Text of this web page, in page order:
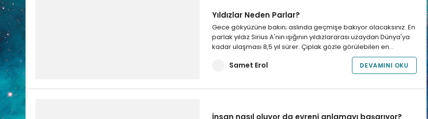
Yıldızlar Neden Parlar?
Gece gökyüzüne bakın; aslında geçmişe bakıyor olacaksınız. En
parlak yıldız Sirius A'nın ışığının yıldızlararası uzaydan Dünya'ya
kadar ulaşması 8,5 yıl sürer. Çıplak gözle görülebilen en…
Samet Erol DEVAMINI OKU
İnsan nasıl oluyor da evreni anlamayı başarıyor?